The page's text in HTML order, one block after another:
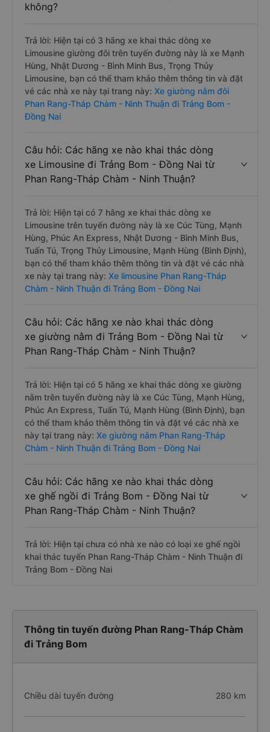
không?
Trả lời: Hiện tại có 3 hãng xe khai thác dòng xe
Limousine giường đôi trên tuyến đường này là xe Mạnh
Hùng, Nhật Dương - Bình Minh Bus, Trọng Thủy
Limousine, bạn có thể tham khảo thêm thông tin và đặt
vé các nhà xe này tại trang này: Xe giường nằm đôi
Phan Rang-Tháp Chàm - Ninh Thuận đi Trảng Bom -
Đồng Nai
Câu hỏi: Các hãng xe nào khai thác dòng
xe Limousine đi Trảng Bom - Đồng Nai từ
Phan Rang-Tháp Chàm - Ninh Thuận?
Trả lời: Hiện tại có 7 hãng xe khai thác dòng xe
Limousine trên tuyến đường này là xe Cúc Tùng, Mạnh
Hùng, Phúc An Express, Nhật Dương - Bình Minh Bus,
Tuấn Tú, Trọng Thủy Limousine, Mạnh Hùng (Bình Định),
bạn có thể tham khảo thêm thông tin và đặt vé các nhà
xe này tại trang này: Xe limousine Phan Rang-Tháp
Chàm - Ninh Thuận đi Trảng Bom - Đồng Nai
Câu hỏi: Các hãng xe nào khai thác dòng
xe giường nằm đi Trảng Bom - Đồng Nai từ
Phan Rang-Tháp Chàm - Ninh Thuận?
Trả lời: Hiện tại có 5 hãng xe khai thác dòng xe giường
nằm trên tuyến đường này là xe Cúc Tùng, Mạnh Hùng,
Phúc An Express, Tuấn Tú, Mạnh Hùng (Bình Định), bạn
có thể tham khảo thêm thông tin và đặt vé các nhà xe
này tại trang này: Xe giường nằm Phan Rang-Tháp
Chàm - Ninh Thuận đi Trảng Bom - Đồng Nai
Câu hỏi: Các hãng xe nào khai thác dòng
xe ghế ngồi đi Trảng Bom - Đồng Nai từ
Phan Rang-Tháp Chàm - Ninh Thuận?
Trả lời: Hiện tại chưa có nhà xe nào có loại xe ghế ngồi
khai thác tuyến Phan Rang-Tháp Chàm - Ninh Thuận đi
Trảng Bom - Đồng Nai
Thông tin tuyến đường Phan Rang-Tháp Chàm
đi Trảng Bom
Chiều dài tuyến đường 280 km